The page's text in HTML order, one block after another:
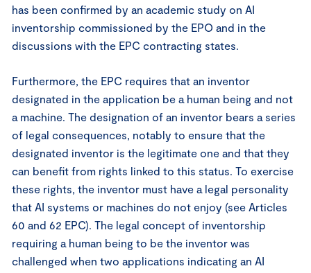
has been confirmed by an academic study on AI
inventorship commissioned by the EPO and in the
discussions with the EPC contracting states.
Furthermore, the EPC requires that an inventor
designated in the application be a human being and not
a machine. The designation of an inventor bears a series
of legal consequences, notably to ensure that the
designated inventor is the legitimate one and that they
can benefit from rights linked to this status. To exercise
these rights, the inventor must have a legal personality
that AI systems or machines do not enjoy (see Articles
60 and 62 EPC). The legal concept of inventorship
requiring a human being to be the inventor was
challenged when two applications indicating an AI